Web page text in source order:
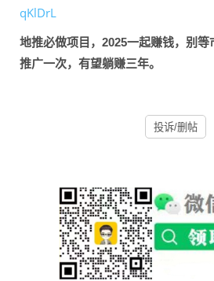
qKlDrL
地推必做项目，2025一起赚钱，别等
推广一次，有望躺赚三年。
投诉/删帖